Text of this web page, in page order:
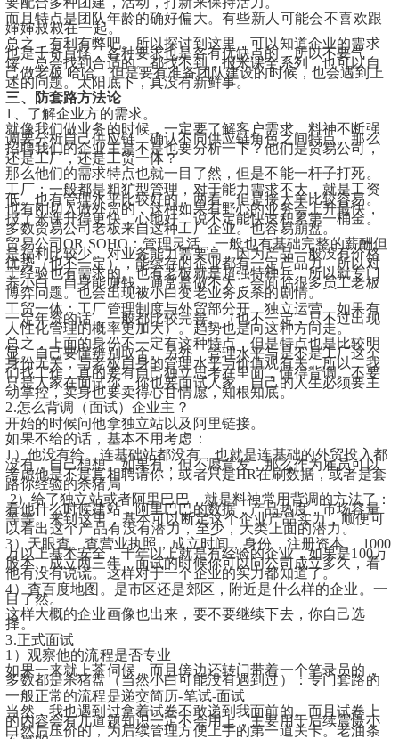
而且特点是团队年龄的确好偏大。 有些新人可能会不喜欢跟
婶婶叔叔在一起。
总之，有利有弊吧。所以探讨到这里，可以知道企业的需求
也是千奇百怪，各种要求也是各有优缺点的，所以不要气
馁，总会找到合适的。都找不到，报米课全系列，也可以自
己做老板 哈哈，但是要有准备团队建设的时候，也会遇到上
述的问题。太阳底下，真没有新鲜事。
三、防套路方法论
1、了解企业方的需求。
就像我们做业务的时候，一定要了解客户需求。料神不断强
调要分析自己供应链，确认不同供应链角色之间特点。那么
招聘我们的企业主是不是也要分析一下？他们是贸易公司，
还是工厂，还是工贸一体？
那么他们的需求特点也就一目了然，但是不能一杆子打死。
工厂：一般都是粗犷型管理，对于能力需求不大，就是工资
低。也有管理水平比较好的，两看。但是接大单比较容易。
也有刚切入做外贸的，这种如果有野心的业务会上升最快，
报了米课升得更快，心地好，说不定能快速积累第一桶金。
多数贸易公司老板来自这种工厂企业。也容易崩盘。
贸易公司OR SOHO：管理灵活，一般也有基础完整的薪酬但
是福利比较少。对业务能力需要高，因为产品一般没有价格
优势（也不一定），能续存的企业都有一定产品力，所以对
于经验也有需求的。也有老板就是超强特种兵，所以就专门
养小白，自身能赚钱，通常是做不大，会面临很多员工老板
博弈问题。也会出现被小白变老业务反杀的剧情。
工贸一体：工厂管理制度与外贸部分开，独立运营，如果有
一定年资的话，一般都比较完善。（也不一定，只不过出现
人性化管理的概率更加大）。趋势也是向这种方向走。
总之，上面的身份不一定有这种特点，但是特点也是比较明
显。自己要懂辨别取舍。另外，管理水平与是不是工厂这个
身份无关，与老板自身的管理水平与价值观有关。所以，我
们找工作，真的要有自己独立思考在里面，懂得背调。不要
只是人家在面试你，你也要面试人家，自己的人生必须要主
动掌控，卖身也要卖得心甘情愿，知根知底。
2.怎么背调（面试）企业主？
开始的时候问他拿独立站以及阿里链接。
如果不给的话，基本不用考虑：
1）他没有给。连基础站都没有，也就是连基础的外贸投入都
没有，自己想想。如果有，但不愿意发，那么作为雇员可以
考虑他是不是真相聘请你，或者只是HR在刷数据，或者是套
路你经验的杀猪局
2）给了独立站或者阿里巴巴，就是料神常用背调的方法了：
看他什么时候建站，阿里巴巴的数据，产品热度，市场容量
等等。 来到这里，基本可以断定这个企业产品实力，顺便可
以看出这个产品有没有潜力，至少，大类上面的潜力。
3）天眼查。查营业执照，成立时间，身份，注册资本。 1000
万以上基本安全，十年以上就是有经验的企业，如果是100万
股本，成立两三年，面试的时候你可以问公司成立多久，看
他有没有说谎。这样对于一个企业的实力都知道了。
4）查百度地图。是市区还是郊区，附近是什么样的企业。一
目了然。
这样大概的企业画像也出来，要不要继续下去，你自己选
择。
3.正式面试
1）观察他的流程是否专业
如果一来就上茶伺候，而且傍边还转门带着一个笔录员的，
多数都是杀猪盘（当然小白可能没有遇到过）：专门套路的
一般正常的流程是递交简历-笔试-面试
当然，我也遇到过拿着试卷不敢递到我面前的。而且试卷上
的内容会有几道题知识一定不会用上，主要用于后续震慑小
白然后压价的，为后续管理方便上手的第一道关卡。老油条